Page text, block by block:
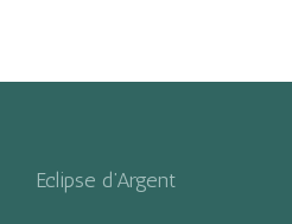
Eclipse d’Argent